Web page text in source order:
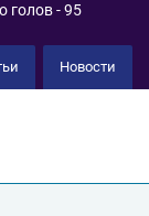
голов - 95
Новости